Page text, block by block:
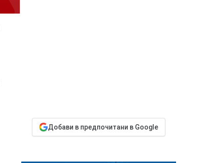
Добави в предпочитани в Google